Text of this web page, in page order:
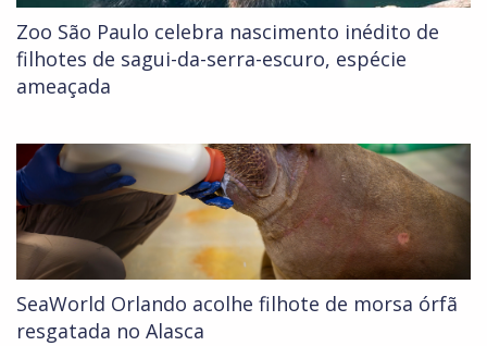
Zoo São Paulo celebra nascimento inédito de
filhotes de sagui-da-serra-escuro, espécie
ameaçada
SeaWorld Orlando acolhe filhote de morsa órfã
resgatada no Alasca